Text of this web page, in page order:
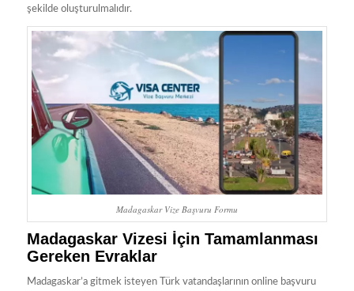
şekilde oluşturulmalıdır.
Madagaskar Vize Başvuru Formu
Madagaskar Vizesi İçin Tamamlanması
Gereken Evraklar
Madagaskar’a gitmek isteyen Türk vatandaşlarının online başvuru